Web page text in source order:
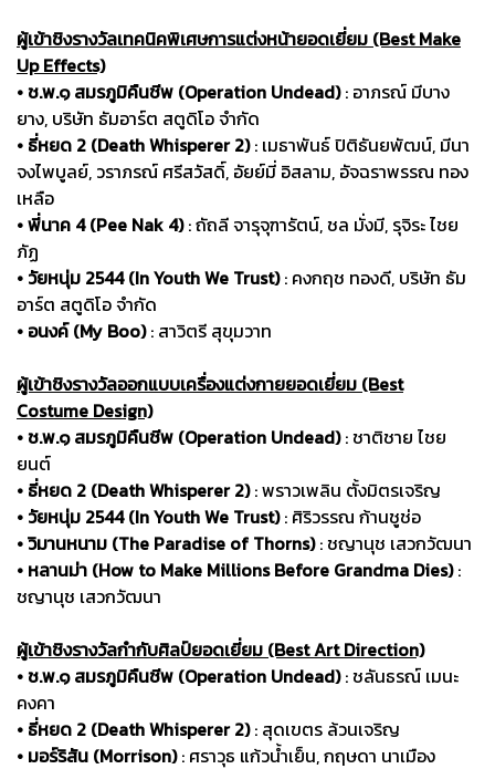
ผู้เข้าชิงรางวัลเทคนิคพิเศษการแต่งหน้ายอดเยี่ยม (Best Make
Up Effects)
• ช.พ.๑ สมรภูมิคืนชีพ (Operation Undead): อาภรณ์ มีบาง
ยาง, บริษัท ธัมอาร์ต สตูดิโอ จำกัด
• ธี่หยด 2 (Death Whisperer 2): เมธาพันธ์ ปิติธันยพัฒน์, มีนา
จงไพบูลย์, วราภรณ์ ศรีสวัสดิ์, อัยย์มี่ อิสลาม, อัจฉราพรรณ ทอง
เหลือ
• พี่นาค 4 (Pee Nak 4): ถัถลี จารุจุฑารัตน์, ชล มั่งมี, รุจิระ ไชย
ภัฏ
• วัยหนุ่ม 2544 (In Youth We Trust): คงกฤช ทองดี, บริษัท ธัม
อาร์ต สตูดิโอ จำกัด
• อนงค์ (My Boo): สาวิตรี สุขุมวาท
ผู้เข้าชิงรางวัลออกแบบเครื่องแต่งกายยอดเยี่ยม (Best
Costume Design)
• ช.พ.๑ สมรภูมิคืนชีพ (Operation Undead): ชาติชาย ไชย
ยนต์
• ธี่หยด 2 (Death Whisperer 2): พราวเพลิน ตั้งมิตรเจริญ
• วัยหนุ่ม 2544 (In Youth We Trust): ศิริวรรณ ก้านชูช่อ
• วิมานหนาม (The Paradise of Thorns): ชญานุช เสวกวัฒนา
• หลานม่า (How to Make Millions Before Grandma Dies):
ชญานุช เสวกวัฒนา
ผู้เข้าชิงรางวัลกำกับศิลป์ยอดเยี่ยม (Best Art Direction)
• ช.พ.๑ สมรภูมิคืนชีพ (Operation Undead): ชลันธรณ์ เมนะ
คงคา
• ธี่หยด 2 (Death Whisperer 2): สุดเขตร ล้วนเจริญ
• มอร์ริสัน (Morrison): ศราวุธ แก้วน้ำเย็น, กฤษดา นาเมือง